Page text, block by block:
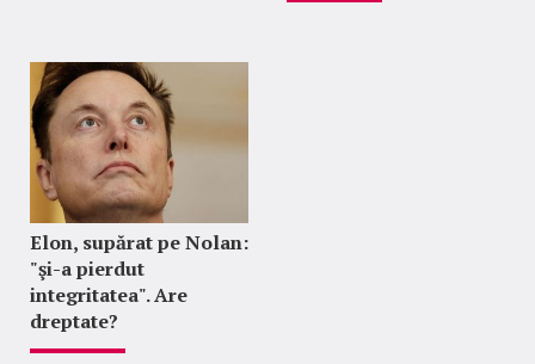
Elon, supărat pe Nolan:
"şi-a pierdut
integritatea". Are
dreptate?